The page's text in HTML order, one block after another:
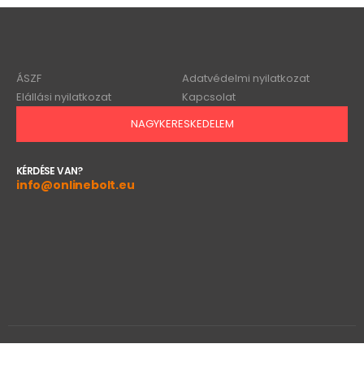
ÁSZF
Adatvédelmi nyilatkozat
Elállási nyilatkozat
Kapcsolat
NAGYKERESKEDELEM
KÉRDÉSE VAN?
info@onlinebolt.eu